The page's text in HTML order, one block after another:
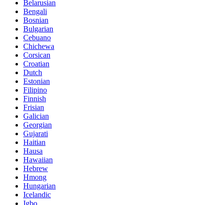
Belarusian
Bengali
Bosnian
Bulgarian
Cebuano
Chichewa
Corsican
Croatian
Dutch
Estonian
Filipino
Finnish
Frisian
Galician
Georgian
Gujarati
Haitian
Hausa
Hawaiian
Hebrew
Hmong
Hungarian
Icelandic